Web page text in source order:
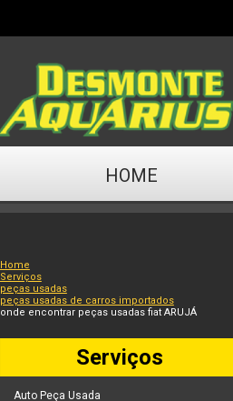
HOME
Home
Serviços
peças usadas
peças usadas de carros importados
onde encontrar peças usadas fiat ARUJÁ
Serviços
Auto Peça Usada